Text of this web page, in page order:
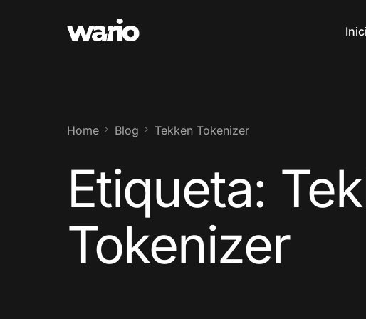
Home Blog Tekken Tokenizer
Etiqueta:
Tokenizer